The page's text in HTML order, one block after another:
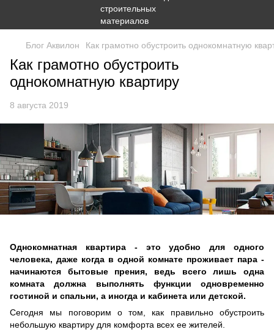
Блог Аквилон Как грамотно обустроить однокомнатную
Как грамотно обустроить
однокомнатную квартиру
8 августа 2019
Однокомнатная квартира - это удобно для одного
человека, даже когда в одной комнате проживает пара -
начинаются бытовые прения, ведь всего лишь одна
комната должна выполнять функции одновременно
гостиной и спальни, а иногда и кабинета или детской.
Сегодня мы поговорим о том, как правильно обустроить
небольшую квартиру для комфорта всех ее жителей.